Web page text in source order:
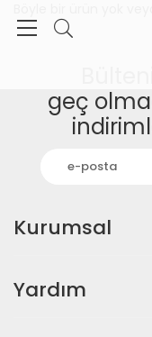
geç
Kurumsal
Yardım